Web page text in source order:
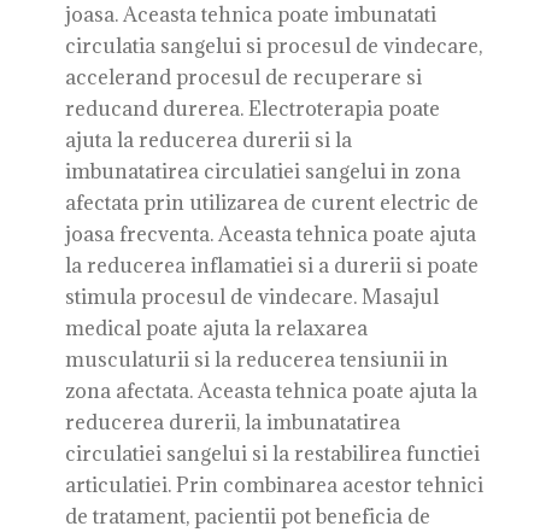
joasa. Aceasta tehnica poate imbunatati
circulatia sangelui si procesul de vindecare,
accelerand procesul de recuperare si
reducand durerea. Electroterapia poate
ajuta la reducerea durerii si la
imbunatatirea circulatiei sangelui in zona
afectata prin utilizarea de curent electric de
joasa frecventa. Aceasta tehnica poate ajuta
la reducerea inflamatiei si a durerii si poate
stimula procesul de vindecare. Masajul
medical poate ajuta la relaxarea
musculaturii si la reducerea tensiunii in
zona afectata. Aceasta tehnica poate ajuta la
reducerea durerii, la imbunatatirea
circulatiei sangelui si la restabilirea functiei
articulatiei. Prin combinarea acestor tehnici
de tratament, pacientii pot beneficia de